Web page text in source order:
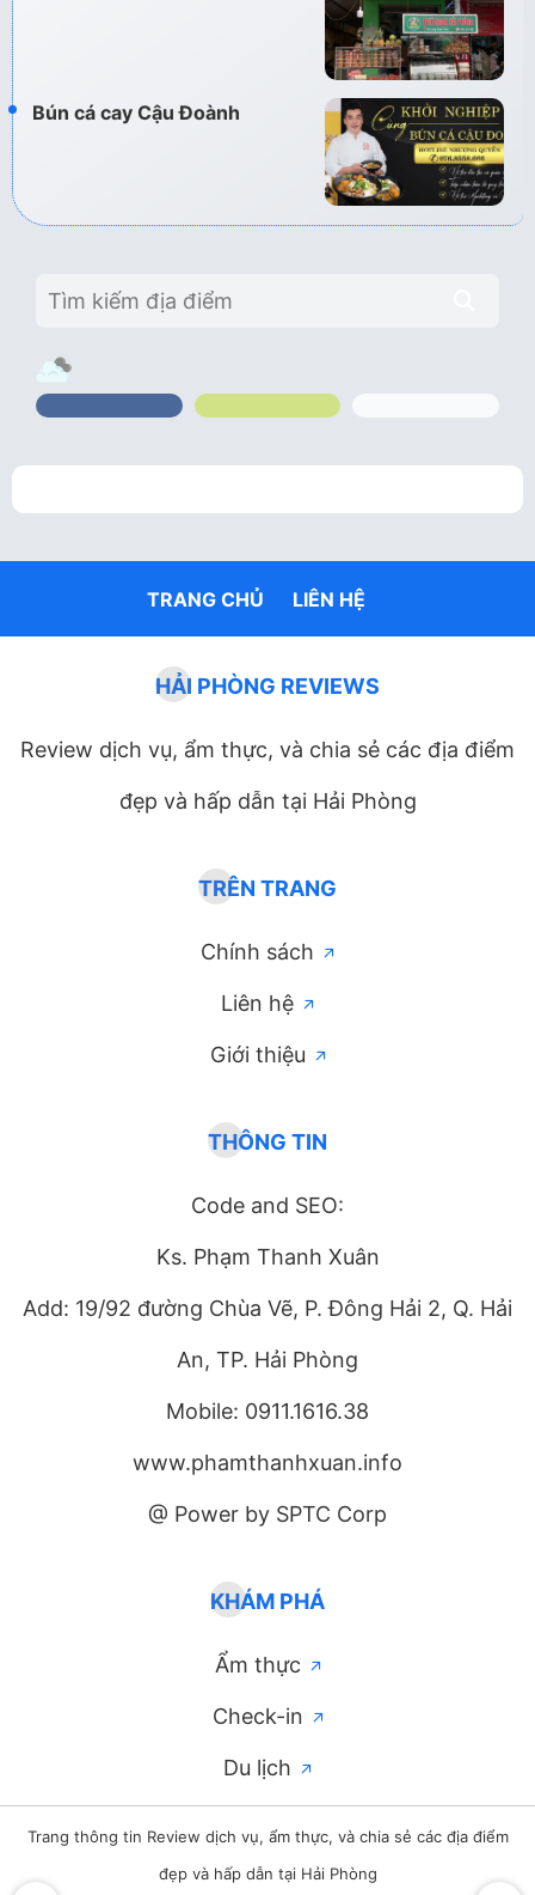
Bún cá cay Cậu Đoành
TRANG CHỦ LIÊN HỆ
HẢI PHÒNG REVIEWS
Review dịch vụ, ẩm thực, và chia sẻ các địa điểm
đẹp và hấp dẫn tại Hải Phòng
TRÊN TRANG
Chính sách
Liên hệ
Giới thiệu
THÔNG TIN
Code and SEO:
Ks. Phạm Thanh Xuân
Add: 19/92 đường Chùa Vẽ, P. Đông Hải 2, Q. Hải
An, TP. Hải Phòng
Mobile: 0911.1616.38
www.phamthanhxuan.info
@ Power by SPTC Corp
KHÁM PHÁ
Ẩm thực
Check-in
Du lịch
Trang thông tin Review dịch vụ, ẩm thực, và chia sẻ các địa điểm
đẹp và hấp dẫn tại Hải Phòng